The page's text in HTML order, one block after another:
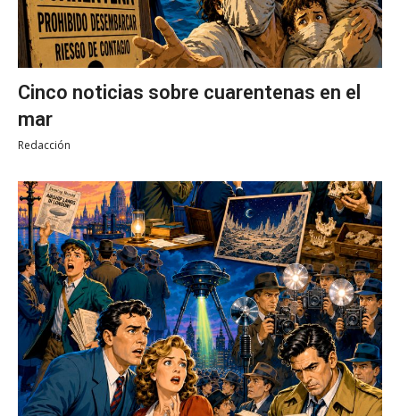
Cinco noticias sobre cuarentenas en el
mar
Redacción